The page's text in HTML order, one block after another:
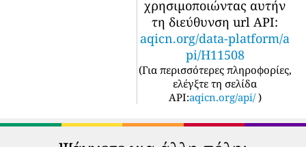
χρησιμοποιώντας αυτήν
τη διεύθυνση url API:
aqicn.org/data-platform/a
pi/H11508
(Για περισσότερες πληροφορίες,
ελέγξτε τη σελίδα
API:aqicn.org/api/ )